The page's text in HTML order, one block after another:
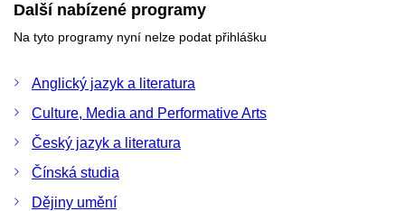
Další nabízené programy
Na tyto programy nyní nelze podat přihlášku
Anglický jazyk a literatura
Culture, Media and Performative Arts
Český jazyk a literatura
Čínská studia
Dějiny umění